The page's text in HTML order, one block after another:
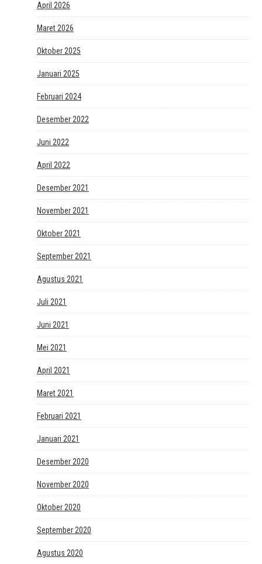
April 2026
Maret 2026
Oktober 2025
Januari 2025
Februari 2024
Desember 2022
Juni 2022
April 2022
Desember 2021
November 2021
Oktober 2021
September 2021
Agustus 2021
Juli 2021
Juni 2021
Mei 2021
April 2021
Maret 2021
Februari 2021
Januari 2021
Desember 2020
November 2020
Oktober 2020
September 2020
Agustus 2020